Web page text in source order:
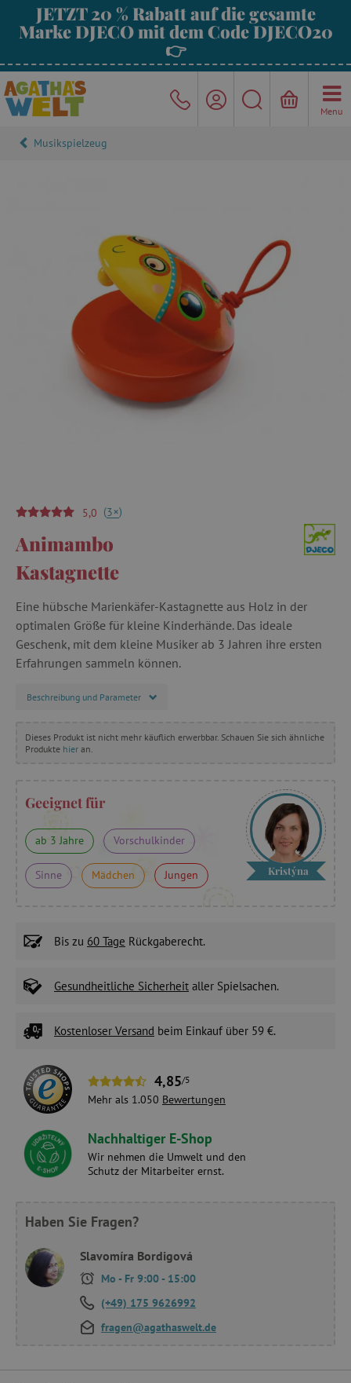
JETZT 20 % Rabatt auf die gesamte
Marke DJECO mit dem Code DJECO20
👉
Menu
Musikspielzeug
5,0 (3+)
Animambo
Kastagnette
Eine hübsche Marienkäfer-Kastagnette aus Holz in der
optimalen Größe für kleine Kinderhände. Das ideale
Geschenk, mit dem kleine Musiker ab 3 Jahren ihre ersten
Erfahrungen sammeln können.
Beschreibung und Parameter
Dieses Produkt ist nicht mehr käuflich erwerbbar. Schauen Sie sich ähnliche
Produkte hier an.
Geeignet für
ab 3 Jahre Vorschulkinder
Sinne Mädchen Jungen Kristýna
Bis zu 60 Tage Rückgaberecht.
Gesundheitliche Sicherheit aller Spielsachen.
Kostenloser Versand beim Einkauf über 59 €.
4,85/5
Mehr als 1.050 Bewertungen
Nachhaltiger E-Shop
Wir nehmen die Umwelt und den
Schutz der Mitarbeiter ernst.
Haben Sie Fragen?
Slavomíra Bordigová
Mo - Fr 9:00 - 15:00
(+49) 175 9626992
fragen@agathaswelt.de